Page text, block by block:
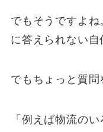
でもそうですよ
に答えられない自
でもちょっと質問
「例えば物流の